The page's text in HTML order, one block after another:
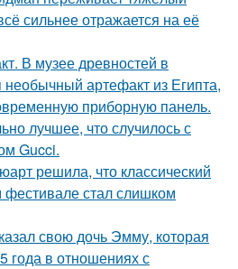
сильнее отражается на её
В музее древностей в
артефакт из Египта,
приборную панель.
лучшее, что случилось с
Gucci.
решила, что классический
фестивале стал слишком
свою дочь Эмму, которая
года в отношениях с